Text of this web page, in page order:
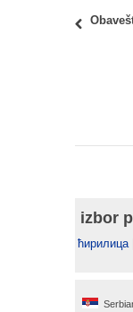
izbor
ћирилица|